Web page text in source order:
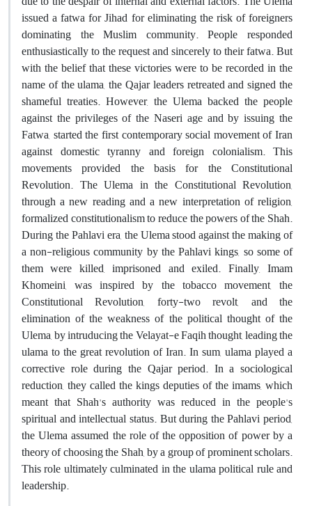
issued a fatwa for Jihad for eliminating the risk of foreigners
dominating the Muslim community. People responded
enthusiastically to the request and sincerely to their fatwa. But
with the belief that these victories were to be recorded in the
name of the ulama, the Qajar leaders retreated and signed the
shameful treaties. However, the Ulema backed the people
against the privileges of the Naseri age and by issuing the
Fatwa, started the first contemporary social movement of Iran
against domestic tyranny and foreign colonialism. This
movements provided the basis for the Constitutional
Revolution. The Ulema in the Constitutional Revolution,
through a new reading and a new interpretation of religion,
formalized constitutionalism to reduce the powers of the Shah.
During the Pahlavi era, the Ulema stood against the making of
a non-religious community by the Pahlavi kings, so some of
them were killed, imprisoned and exiled. Finally, Imam
Khomeini, was inspired by the tobacco movement, the
Constitutional Revolution, forty-two revolt, and the
elimination of the weakness of the political thought of the
Ulema, by intruducing the Velayat-e Faqih thought, leading the
ulama to the great revolution of Iran. In sum, ulama played a
corrective role during the Qajar period. In a sociological
reduction, they called the kings deputies of the imams, which
meant that Shah's authority was reduced in the people's
spiritual and intellectual status. But during the Pahlavi period,
the Ulema assumed the role of the opposition of power by a
theory of choosing the Shah, by a group of prominent scholars.
This role ultimately culminated in the ulama political rule and
leadership.